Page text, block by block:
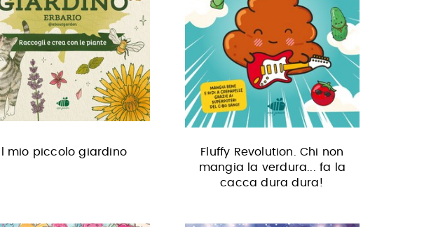
Il mio piccolo giardino
Fluffy Revolution. Chi non
mangia la verdura... fa la
cacca dura dura!